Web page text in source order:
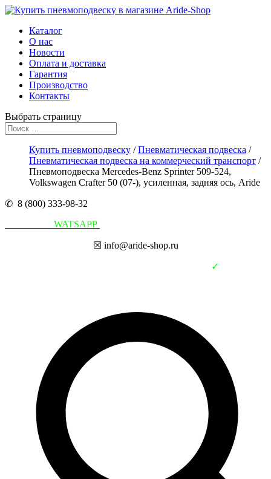
Каталог
О нас
Новости
Оплата и доставка
Гарантия
Производство
Контакты
Выбрать страницу
Купить пневмоподвеску /Пневматическая подвеска /
Пневматическая подвеска на коммерческий транспорт /
Пневмоподвеска Mercedes-Benz Sprinter 509-524,
Volkswagen Crafter 50 (07-), усиленная, задняя ось, Aride
✆ 8 (800) 333-98-32
WATSAPP
☒ info@aride-shop.ru
✓